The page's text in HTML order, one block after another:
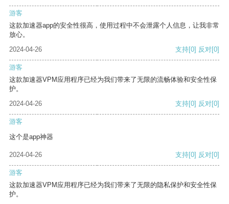
游客
这款加速器app的安全性很高，使用过程中不会泄露个人信息，让我非常
放心。
2024-04-26
支持[0] 反对[0]
游客
这款加速器VPM应用程序已经为我们带来了无限的流畅体验和安全性保
护。
2024-04-26
支持[0] 反对[0]
游客
这个是app神器
2024-04-26 支持[0] 反对[0]
游客
这款加速器VPM应用程序已经为我们带来了无限的隐私保护和安全性保
护。